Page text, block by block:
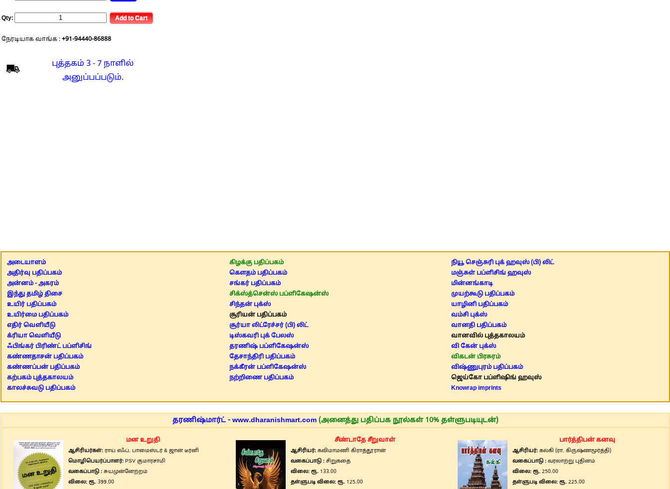
Qty:
நேரடியாக வாங்க : +91-94440-86888
புத்தகம் 3 - 7 நாளில்
அனுப்பப்படும்.
அடையாளம்
அதிர்வு பதிப்பகம்
அன்னம் - அகரம்
இந்து தமிழ் திசை
உயிர் பதிப்பகம்
உயிர்மை பதிப்பகம்
எதிர் வெளியீடு
க்ரியா வெளியீடு
ஃபிங்கர் பிரிண்ட் பப்ளிசிங்
கண்ணதாசன் பதிப்பகம்
கண்ணப்பன் பதிப்பகம்
கற்பகம் புத்தகாலயம்
காலச்சுவடு பதிப்பகம்
கிழக்கு பதிப்பகம்
கௌதம் பதிப்பகம்
சங்கர் பதிப்பகம்
சிக்ஸ்த்சென்ஸ் பப்ளிகேஷன்ஸ்
சிந்தன் புக்ஸ்
சூரியன் பதிப்பகம்
சூர்யா லிட்ரேச்சர் (பி) லிட்
டிஸ்கவரி புக் பேலஸ்
தரணிஷ் பப்ளிகேஷன்ஸ்
தேசாந்திரி பதிப்பகம்
நக்கீரன் பப்ளிகேஷன்ஸ்
நற்றிணை பதிப்பகம்
நியூ செஞ்சுரி புக் ஹவுஸ் (பி) லிட்
மஞ்சுள் பப்ளிசிங் ஹவுஸ்
மின்னங்காடி
முயற்கூடு பதிப்பகம்
யாழினி பதிப்பகம்
வம்சி புக்ஸ்
வானதி பதிப்பகம்
வானவில் புத்தகாலயம்
வி கேன் புக்ஸ்
விகடன் பிரசுரம்
விஷ்ணுபுரம் பதிப்பகம்
ஜெய்கோ பப்ளிஷிங் ஹவுஸ்
Knowrap imprints
தரணிஷ்மார்ட் - www.dharanishmart.com (அனைத்து பதிப்பக நூல்கள் 10% தள்ளுபடியுடன்)
மன உறுதி
ஆசிரியர்கள்: ராய் எஃப். பாமைஸ்டர் & ஜான் டீர்னி
மொழிபெயர்ப்பாளர்: PSV குமாரசாமி
வகைப்பாடு : சுயமுன்னேற்றம்
விலை: ரூ. 399.00
சீண்டாதே சீறுவாள்
ஆசிரியர்:கவிமாமணி கிராத்தூரான்
வகைப்பாடு :சிறுகதை
விலை: ரூ. 133.00
தள்ளுபடி விலை: ரூ. 125.00
பார்த்திபன் கனவு
ஆசிரியர்: கல்கி (ரா. கிருஷ்ணமூர்த்தி)
வகைப்பாடு : வரலாற்று புதினம்
விலை: ரூ.250.00
தள்ளுபடி விலை: ரூ.225.00